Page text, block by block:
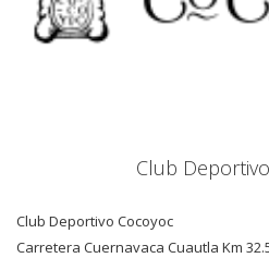
Club
Club Deportivo Cocoyoc
Carretera Cuernavaca Cuautla Km